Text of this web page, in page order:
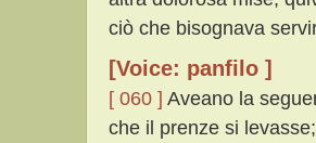
ciò che bisognava
[Voice: panfilo ]
[ 060 ] Aveano la
che il prenze si